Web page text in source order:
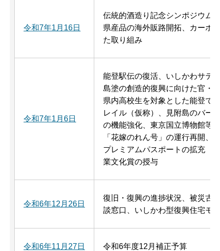
令和7年1月16日
伝統的酒造り記念シンポジウム
県産品の海外販路開拓、カーボ
た取り組み
令和7年1月6日
能登駅伝の復活、いしかわサテ
島塗の創造的復興に向けた官・
県内高校生を対象とした能登で
レイル（仮称）、見附島のバー
の機能強化、東京国立博物館等
「花嫁のれん号」の運行再開、
プレミアムパスポートの拡充（
業文化賞の授与
令和6年12月26日
復旧・復興の進捗状況、被災古
談窓口、いしかわ型復興住宅モ
令和6年11月27日 令和6年度12月補正予算